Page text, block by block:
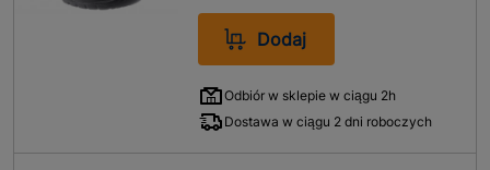
Dodaj
Odbiór w sklepie w ciągu 2h
Dostawa w ciągu 2 dni roboczych